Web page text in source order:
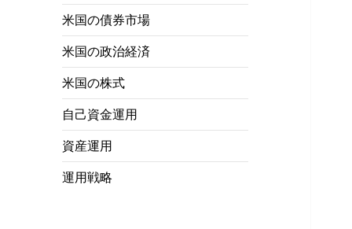
米国の債券市場
米国の政治経済
米国の株式
自己資金運用
資産運用
運用戦略